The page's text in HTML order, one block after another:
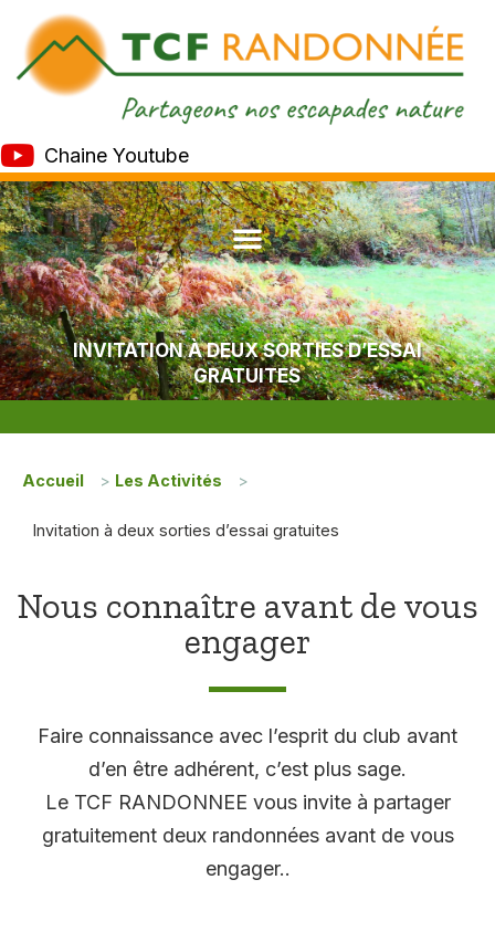
Chaine Youtube
INVITATION À DEUX SORTIES D’ESSAI
GRATUITES
Accueil > Les Activités >
Invitation à deux sorties d’essai gratuites
Nous connaître avant de vous
engager
Faire connaissance avec l’esprit du club avant
d’en être adhérent, c’est plus sage.
Le TCF RANDONNEE vous invite à partager
gratuitement deux randonnées avant de vous
engager..